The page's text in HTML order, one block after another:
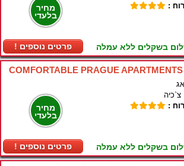
מחיר
בלעדי
! פרטים נוספים
:
בשקלים ללא עמלה
COMFORTABLE PRAGUE APARTMENTS
מחיר
בלעדי
! פרטים נוספים
צ`כיה
:
בשקלים ללא עמלה